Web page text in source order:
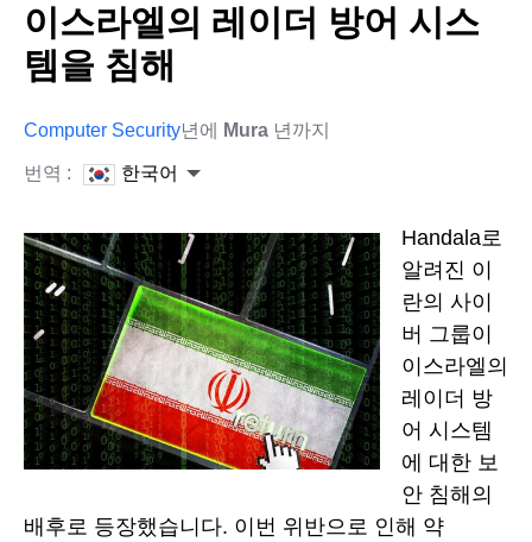
이스라엘의 레이더 방어 시스
템을 침해
Computer Security년에 Mura 년까지
번역 : 한국어
Handala로
알려진 이
란의 사이
버 그룹이
이스라엘의
레이더 방
어 시스템
에 대한 보
안 침해의
배후로 등장했습니다. 이번 위반으로 인해 약